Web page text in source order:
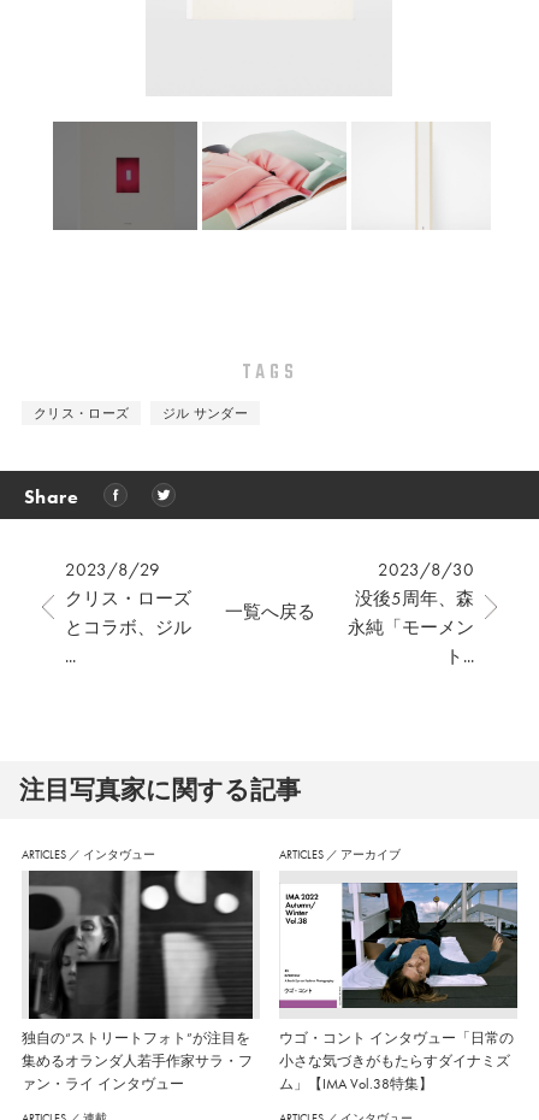
TAGS
クリス・ローズ ジル サンダー
Share
2023/8/29
クリス・ローズ
とコラボ、ジル
...
2023/8/30
没後5周年、森
永純「モーメン
ト...
一覧へ戻る
注⽬写真家に関する記事
ARTICLES ／ インタヴュー
独自の“ストリートフォト”が注目を
集めるオランダ人若手作家サラ・フ
ァン・ライ インタヴュー
ARTICLES ／ アーカイブ
ウゴ・コント インタヴュー「日常の
小さな気づきがもたらすダイナミズ
ム」【IMA Vol.38特集】